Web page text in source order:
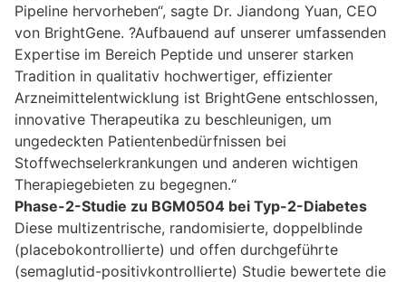
Pipeline hervorheben“, sagte Dr. Jiandong Yuan, CEO
von BrightGene. ?Aufbauend auf unserer umfassenden
Expertise im Bereich Peptide und unserer starken
Tradition in qualitativ hochwertiger, effizienter
Arzneimittelentwicklung ist BrightGene entschlossen,
innovative Therapeutika zu beschleunigen, um
ungedeckten Patientenbedürfnissen bei
Stoffwechselerkrankungen und anderen wichtigen
Therapiegebieten zu begegnen.“
Phase-2-Studie zu BGM0504 bei Typ-2-Diabetes
Diese multizentrische, randomisierte, doppelblinde
(placebokontrollierte) und offen durchgeführte
(semaglutid-positivkontrollierte) Studie bewertete die